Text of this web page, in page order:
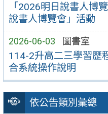
「2026明日說書人博
說書人博覽會」活動
2026-06-03 圖書室
114-2升高二三學習歷
合系統操作說明
依公告類別彙總